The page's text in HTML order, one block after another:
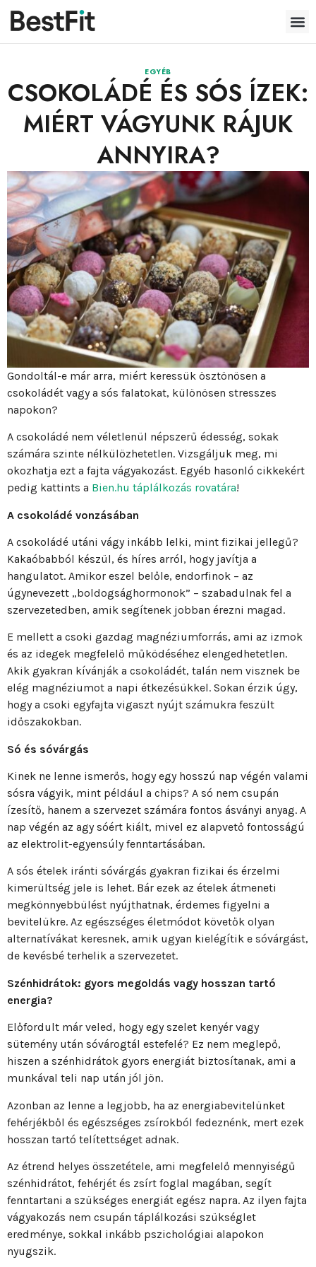
EGYÉB
CSOKOLÁDÉ ÉS SÓS ÍZEK:
MIÉRT VÁGYUNK RÁJUK
ANNYIRA?
Gondoltál-e már arra, miért keressük ösztönösen a
csokoládét vagy a sós falatokat, különösen stresszes
napokon?
A csokoládé nem véletlenül népszerű édesség, sokak
számára szinte nélkülözhetetlen. Vizsgáljuk meg, mi
okozhatja ezt a fajta vágyakozást. Egyéb hasonló cikkekért
pedig kattints a Bien.hu táplálkozás rovatára!
A csokoládé vonzásában
A csokoládé utáni vágy inkább lelki, mint fizikai jellegű?
Kakaóbabból készül, és híres arról, hogy javítja a
hangulatot. Amikor eszel belőle, endorfinok – az
úgynevezett „boldogsághormonok” – szabadulnak fel a
szervezetedben, amik segítenek jobban érezni magad.
E mellett a csoki gazdag magnéziumforrás, ami az izmok
és az idegek megfelelő működéséhez elengedhetetlen.
Akik gyakran kívánják a csokoládét, talán nem visznek be
elég magnéziumot a napi étkezésükkel. Sokan érzik úgy,
hogy a csoki egyfajta vigaszt nyújt számukra feszült
időszakokban.
Só és sóvárgás
Kinek ne lenne ismerős, hogy egy hosszú nap végén valami
sósra vágyik, mint például a chips? A só nem csupán
ízesítő, hanem a szervezet számára fontos ásványi anyag. A
nap végén az agy sóért kiált, mivel ez alapvető fontosságú
az elektrolit-egyensúly fenntartásában.
A sós ételek iránti sóvárgás gyakran fizikai és érzelmi
kimerültség jele is lehet. Bár ezek az ételek átmeneti
megkönnyebbülést nyújthatnak, érdemes figyelni a
bevitelükre. Az egészséges életmódot követők olyan
alternatívákat keresnek, amik ugyan kielégítik e sóvárgást,
de kevésbé terhelik a szervezetet.
Szénhidrátok: gyors megoldás vagy hosszan tartó
energia?
Előfordult már veled, hogy egy szelet kenyér vagy
sütemény után sóvárogtál estefelé? Ez nem meglepő,
hiszen a szénhidrátok gyors energiát biztosítanak, ami a
munkával teli nap után jól jön.
Azonban az lenne a legjobb, ha az energiabevitelünket
fehérjékből és egészséges zsírokból fedeznénk, mert ezek
hosszan tartó telítettséget adnak.
Az étrend helyes összetétele, ami megfelelő mennyiségű
szénhidrátot, fehérjét és zsírt foglal magában, segít
fenntartani a szükséges energiát egész napra. Az ilyen fajta
vágyakozás nem csupán táplálkozási szükséglet
eredménye, sokkal inkább pszichológiai alapokon
nyugszik.